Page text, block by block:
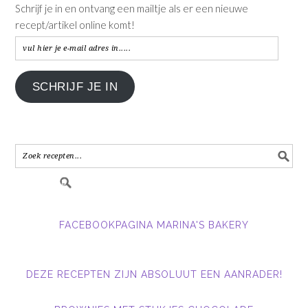
Schrijf je in en ontvang een mailtje als er een nieuwe
recept/artikel online komt!
vul
hier
je
e-
in.....
SCHRIJF JE IN
FACEBOOKPAGINA MARINA'S BAKERY
DEZE RECEPTEN ZIJN ABSOLUUT EEN AANRADER!